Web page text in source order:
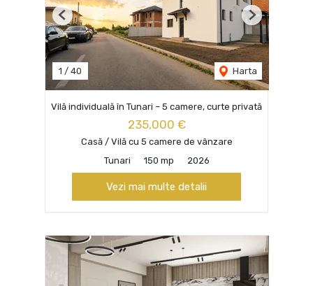
1 / 40 Harta
Previous Next
Vilă individuală în Tunari – 5 camere, curte privată
235,000 €
Casă / Vilă cu 5 camere de vânzare
Tunari
150 mp 2026
Vezi mai multe detalii